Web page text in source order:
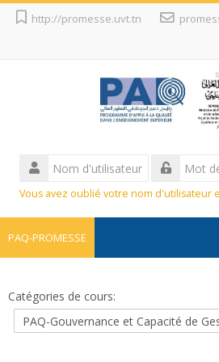
Passer
http://promesse.uvt.tn
Nom
d'utilisateur
Mot
passe
Vous avez oublié votre nom d'utilisateur
PAQ-PROMESSE
Projets
Catégories de cours: